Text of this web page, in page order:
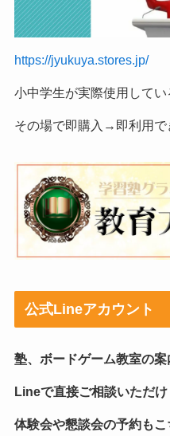
https://jyukuya.stores.jp/
小中学生が実際使用して
その場で即購入→即利用で
公式Lineアカウント
塾、ボードゲーム教室の案
Lineで直接ご相談いただ
体験会や懇談会の予約もこ